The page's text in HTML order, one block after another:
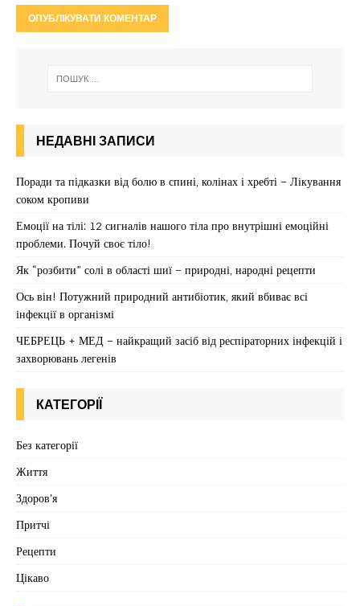
НЕДАВНІ ЗАПИСИ
Поради та підказки від болю в спині, колінах і хребті – Лікування
соком кропиви
Емоції на тілі: 12 сигналів нашого тіла про внутрішні емоційні
проблеми. Почуй своє тіло!
Як “розбити” солі в області шиї – природні, народні рецепти
Ось він! Потужний природний антибіотик, який вбиває всі
інфекції в організмі
ЧЕБРЕЦЬ + МЕД – найкращий засіб від респіраторних інфекцій і
захворювань легенів
КАТЕГОРІЇ
Без категорії
Життя
Здоров'я
Притчі
Рецепти
Цікаво